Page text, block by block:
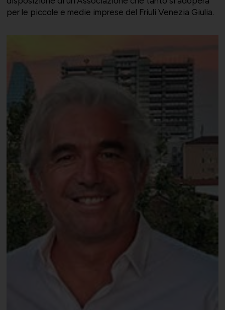
per le piccole e medie imprese del Friuli Venezia Giulia.